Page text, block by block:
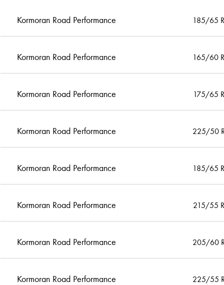
Kormoran Road Performance 185/65
Kormoran Road Performance 165/60
Kormoran Road Performance 175/65
Kormoran Road Performance 225/50
Kormoran Road Performance 185/65
Kormoran Road Performance 215/55
Kormoran Road Performance 205/60
Kormoran Road Performance 225/55